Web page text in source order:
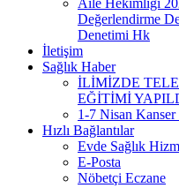
Değerlendirme
Denetimi Hk
İletişim
Sağlık Haber
İLİMİZDE
EĞİTİMİ
1-7 Nisan Kanser
Hızlı Bağlantılar
Evde Sağlık
E-Posta
Nöbetçi Eczane